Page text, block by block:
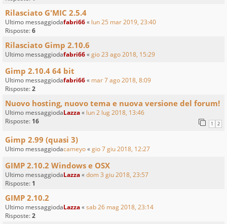
Rilasciato G'MIC 2.5.4
Ultimo messaggiodafabri66« lun 25 mar 2019, 23:40
Risposte:6
Rilasciato Gimp 2.10.6
Ultimo messaggiodafabri66«gio 23 ago 2018, 15:29
Gimp 2.10.4 64 bit
Ultimo messaggiodafabri66« mar 7 ago 2018, 8:09
Risposte:2
Nuovo hosting, nuovo tema e nuova versione del forum!
Ultimo messaggiodaLazza« lun 2 lug 2018, 13:46
Risposte: 16 1 2
Gimp 2.99 (quasi 3)
Ultimo messaggiodacameyo«gio 7 giu 2018, 12:27
GIMP 2.10.2 Windows e OSX
Ultimo messaggiodaLazza«dom 3 giu 2018, 23:57
Risposte: 1
GIMP 2.10.2
Ultimo messaggiodaLazza«sab 26 mag 2018, 23:14
Risposte:2